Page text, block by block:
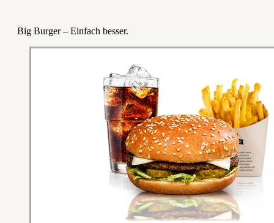
Big Burger – Einfach besser.